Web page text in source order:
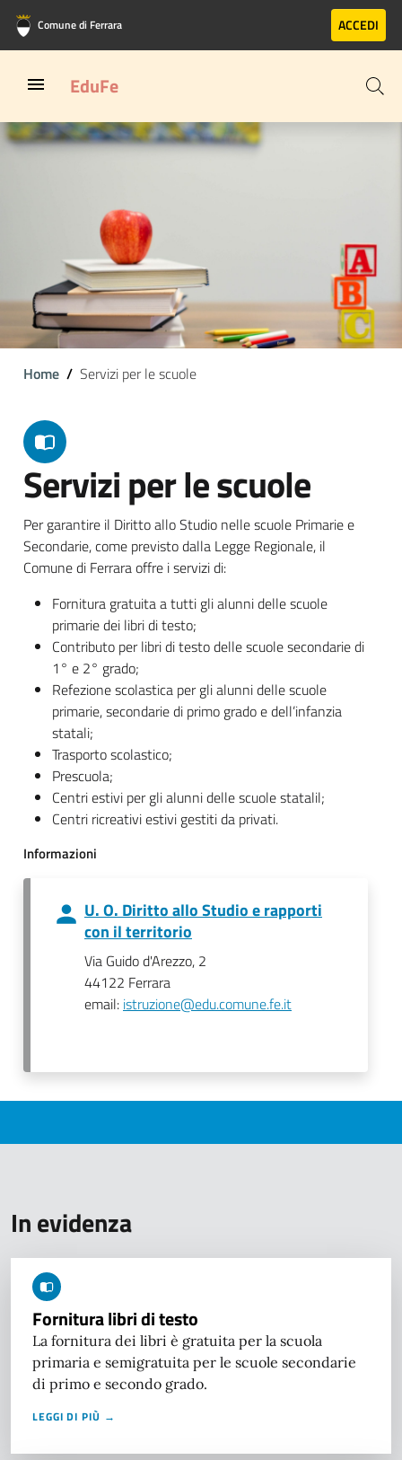
Vai al contenuto principale
Vai al footer
Comune di Ferrara ACCEDI
EduFe
Home Servizi per le scuole
Servizi per le scuole
Per garantire il Diritto allo Studio nelle scuole Primarie e
Secondarie, come previsto dalla Legge Regionale, il
Comune di Ferrara offre i servizi di:
Fornitura gratuita a tutti gli alunni delle scuole
primarie dei libri di testo;
Contributo per libri di testo delle scuole secondarie di
1° e 2° grado;
Refezione scolastica per gli alunni delle scuole
primarie, secondarie di primo grado e dell’infanzia
statali;
Trasporto scolastico;
Prescuola;
Centri estivi per gli alunni delle scuole statalil;
Centri ricreativi estivi gestiti da privati.
Informazioni
U. O. Diritto allo Studio e rapporti
con il territorio
Via Guido d'Arezzo, 2
44122 Ferrara
email: istruzione@edu.comune.fe.it
In evidenza
Fornitura libri di testo
La fornitura dei libri è gratuita per la scuola
primaria e semigratuita per le scuole secondarie
di primo e secondo grado.
LEGGI DI PIÙ →